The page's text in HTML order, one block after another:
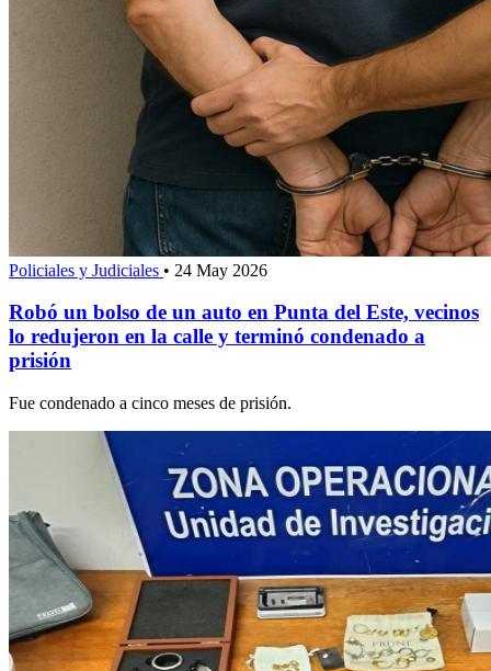
Policiales y Judiciales • 24 May 2026
Robó un bolso de un auto en Punta del Este, vecinos
lo redujeron en la calle y terminó condenado a
prisión
Fue condenado a cinco meses de prisión.